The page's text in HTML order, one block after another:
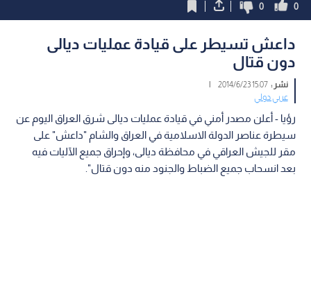
0
0
داعش تسيطر على قيادة عمليات ديالى
دون قتال
نشر :15:07 2014/6/23
|
عربي دولي
رؤيا - أعلن مصدر أمني في قيادة عمليات ديالى شرق العراق اليوم عن
سيطرة عناصر الدولة الاسلامية في العراق والشام "داعش" على
مقر للجيش العراقي في محافظة ديالى، وإحراق جميع الآليات فيه
بعد انسحاب جميع الضباط والجنود منه دون قتال".